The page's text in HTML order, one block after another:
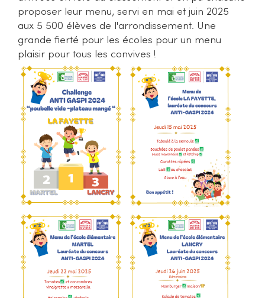
proposer leur menu, servi en mai et juin 2025
aux 5 500 élèves de l'arrondissement. Une
grande fierté pour les écoles pour un menu
plaisir pour tous les convives !